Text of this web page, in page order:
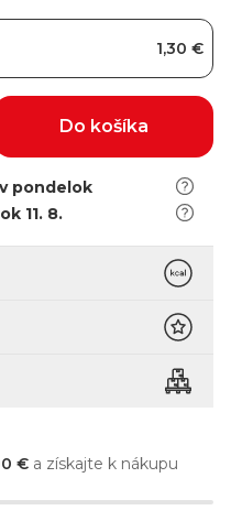
1,30 €
Do košíka
v pondelok
11. 8.
€ a získajte k nákupu